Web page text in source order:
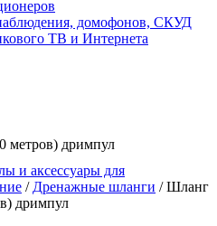
домофонов, СКУД
ТВ и Интернета
метров) дримпул
и аксессуары для
/ Дренажные шланги / Шланг
дримпул